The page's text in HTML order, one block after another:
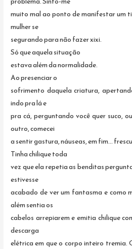
muito mal ao ponto de manifestar um
mulher se
segurando para não fazer xixi.
Só que aquela situação
estava além da normalidade.
Ao presenciar o
sofrimento daquela criatura,
indo pra lá e
pra cá, perguntando você quer suco,
outro, comecei
a sentir gastura, náuseas, em fim…
Tinha chilique toda
vez que ela repetia as benditas
estivesse
acabado de ver um fantasma e como
além sentia os
cabelos arrepiarem e emitia chilique
descarga
elétrica em que o corpo inteiro tremia.